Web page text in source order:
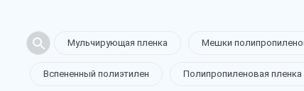
Мульчирующая пленка Мешки
Вспененный полиэтилен Полипропиленовая пленка